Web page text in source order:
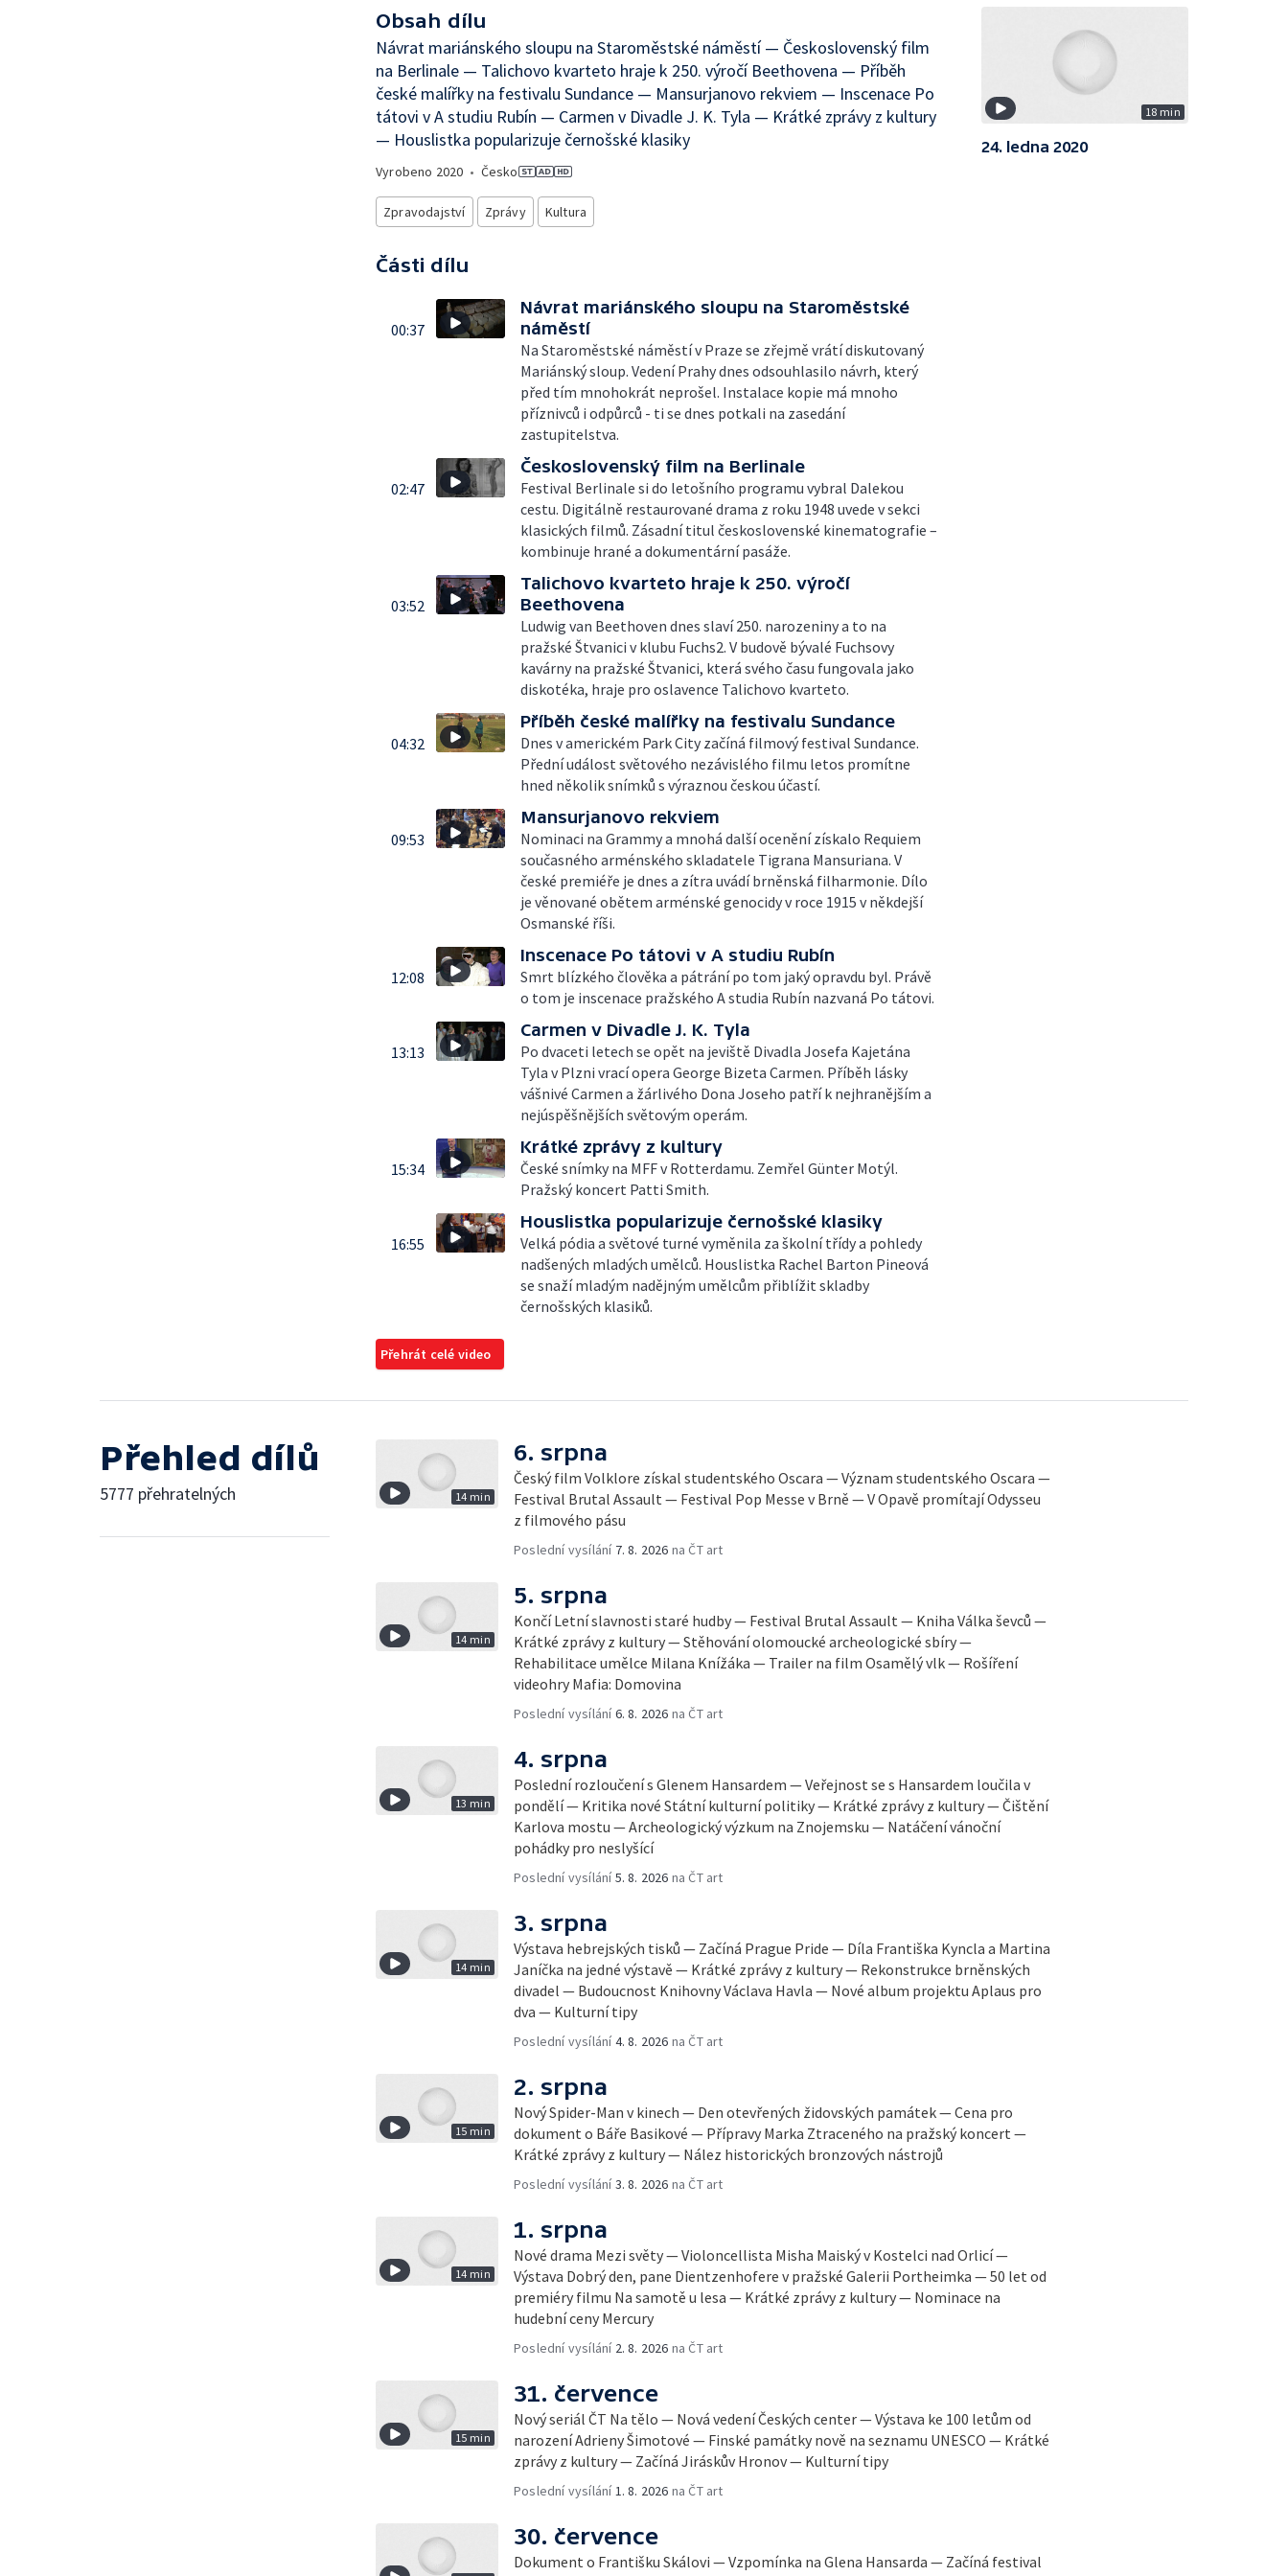
Obsah dílu
Návrat mariánského sloupu na Staroměstské náměstí — Československý film
na Berlinale — Talichovo kvarteto hraje k 250. výročí Beethovena — Příběh
české malířky na festivalu Sundance — Mansurjanovo rekviem — Inscenace Po
tátovi v A studiu Rubín — Carmen v Divadle J. K. Tyla — Krátké zprávy z kultury
— Houslistka popularizuje černošské klasiky
Vyrobeno 2020 • Česko
Zpravodajství Zprávy Kultura
Části dílu
00:37
Návrat mariánského sloupu na Staroměstské
náměstí
Na Staroměstské náměstí v Praze se zřejmě vrátí diskutovaný
Mariánský sloup. Vedení Prahy dnes odsouhlasilo návrh, který
před tím mnohokrát neprošel. Instalace kopie má mnoho
příznivců i odpůrců - ti se dnes potkali na zasedání
zastupitelstva.
02:47
Československý film na Berlinale
Festival Berlinale si do letošního programu vybral Dalekou
cestu. Digitálně restaurované drama z roku 1948 uvede v sekci
klasických filmů. Zásadní titul československé kinematografie –
kombinuje hrané a dokumentární pasáže.
03:52
Talichovo kvarteto hraje k 250. výročí
Beethovena
Ludwig van Beethoven dnes slaví 250. narozeniny a to na
pražské Štvanici v klubu Fuchs2. V budově bývalé Fuchsovy
kavárny na pražské Štvanici, která svého času fungovala jako
diskotéka, hraje pro oslavence Talichovo kvarteto.
04:32
Příběh české malířky na festivalu Sundance
Dnes v americkém Park City začíná filmový festival Sundance.
Přední událost světového nezávislého filmu letos promítne
hned několik snímků s výraznou českou účastí.
09:53
Mansurjanovo rekviem
Nominaci na Grammy a mnohá další ocenění získalo Requiem
současného arménského skladatele Tigrana Mansuriana. V
české premiéře je dnes a zítra uvádí brněnská filharmonie. Dílo
je věnované obětem arménské genocidy v roce 1915 v někdejší
Osmanské říši.
12:08
Inscenace Po tátovi v A studiu Rubín
Smrt blízkého člověka a pátrání po tom jaký opravdu byl. Právě
o tom je inscenace pražského A studia Rubín nazvaná Po tátovi.
13:13
Carmen v Divadle J. K. Tyla
Po dvaceti letech se opět na jeviště Divadla Josefa Kajetána
Tyla v Plzni vrací opera George Bizeta Carmen. Příběh lásky
vášnivé Carmen a žárlivého Dona Joseho patří k nejhranějším a
nejúspěšnějších světovým operám.
15:34
Krátké zprávy z kultury
České snímky na MFF v Rotterdamu. Zemřel Günter Motýl.
Pražský koncert Patti Smith.
16:55
Houslistka popularizuje černošské klasiky
Velká pódia a světové turné vyměnila za školní třídy a pohledy
nadšených mladých umělců. Houslistka Rachel Barton Pineová
se snaží mladým nadějným umělcům přiblížit skladby
černošských klasiků.
Přehrát celé video
18 min
24. ledna 2020
Přehled dílů
5777 přehratelných 14 min
6. srpna
Český film Volklore získal studentského Oscara — Význam studentského Oscara —
Festival Brutal Assault — Festival Pop Messe v Brně — V Opavě promítají Odysseu
z filmového pásu
Poslední vysílání 7. 8. 2026 na ČT art
14 min
5. srpna
Končí Letní slavnosti staré hudby — Festival Brutal Assault — Kniha Válka ševců —
Krátké zprávy z kultury — Stěhování olomoucké archeologické sbíry —
Rehabilitace umělce Milana Knížáka — Trailer na film Osamělý vlk — Rošíření
videohry Mafia: Domovina
Poslední vysílání6. 8. 2026 na ČT art
13 min
4. srpna
Poslední rozloučení s Glenem Hansardem — Veřejnost se s Hansardem loučila v
pondělí — Kritika nové Státní kulturní politiky — Krátké zprávy z kultury — Čištění
Karlova mostu — Archeologický výzkum na Znojemsku — Natáčení vánoční
pohádky pro neslyšící
Poslední vysílání5. 8. 2026 na ČT art
14 min
3. srpna
Výstava hebrejských tisků — Začíná Prague Pride — Díla Františka Kyncla a Martina
Janíčka na jedné výstavě — Krátké zprávy z kultury — Rekonstrukce brněnských
divadel — Budoucnost Knihovny Václava Havla — Nové album projektu Aplaus pro
dva — Kulturní tipy
Poslední vysílání4. 8. 2026 na ČT art
15 min
2. srpna
Nový Spider-Man v kinech — Den otevřených židovských památek — Cena pro
dokument o Báře Basikové — Přípravy Marka Ztraceného na pražský koncert —
Krátké zprávy z kultury — Nález historických bronzových nástrojů
Poslední vysílání3. 8. 2026 na ČT art
14 min
1. srpna
Nové drama Mezi světy — Violoncellista Misha Maiský v Kostelci nad Orlicí —
Výstava Dobrý den, pane Dientzenhofere v pražské Galerii Portheimka — 50 let od
premiéry filmu Na samotě u lesa — Krátké zprávy z kultury — Nominace na
hudební ceny Mercury
Poslední vysílání 2. 8. 2026 na ČT art
15 min
31. července
Nový seriál ČT Na tělo — Nová vedení Českých center — Výstava ke 100 letům od
narození Adrieny Šimotové — Finské památky nově na seznamu UNESCO — Krátké
zprávy z kultury — Začíná Jiráskův Hronov — Kulturní tipy
Poslední vysílání1. 8. 2026 na ČT art
30. července
Dokument o Františku Skálovi — Vzpomínka na Glena Hansarda — Začíná festival